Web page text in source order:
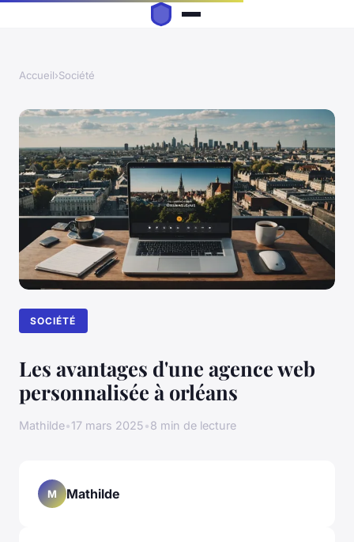
Accueil›Société
SOCIÉTÉ
Les avantages d'une agence web
personnalisée à orléans
Mathilde•17 mars 2025•8 min de lecture
M Mathilde